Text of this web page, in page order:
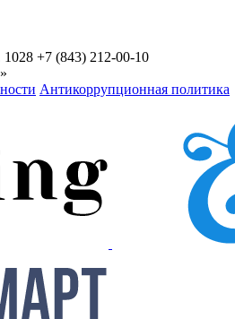
1028 +7 (843) 212-00-10
Антикоррупционная политика